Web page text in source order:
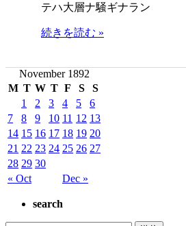
テハ大層ナ騒ギナラン
続きを読む »
November 1892
M T W T F S S
« Oct Dec »
1 2 3 4 5
6
7
8 9 10 11 12 13
14 15 16 17 18 19 20
21 22 23 24 25 26 27
28 29 30
search